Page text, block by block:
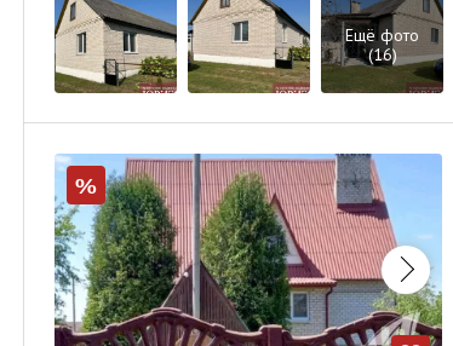
Ещё фото
(16)
%